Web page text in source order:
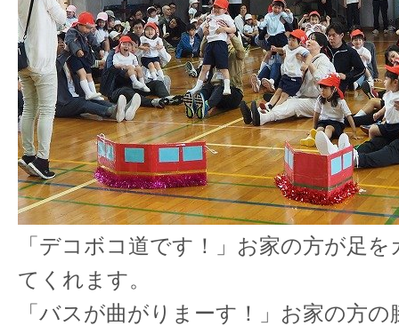
「デコボコ道です！」お家の方が足
てくれます。
「バスが曲がりまーす！」お家の方